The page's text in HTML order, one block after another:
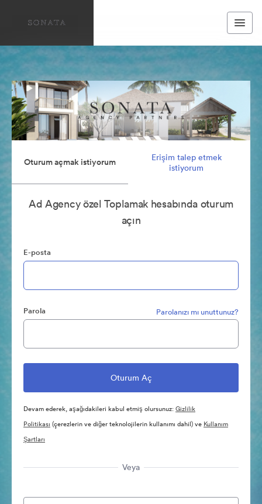
Oturum açmak istiyorum
Erişim talep etmek
istiyorum
Ad Agency özel Toplamak hesabında oturum
açın
E-posta
Parola Parolanızı mı unuttunuz?
Devam ederek, aşağıdakileri kabul etmiş olursunuz:Gizlilik
Politikası (çerezlerin ve diğer teknolojilerin kullanımı dahil) ve Kullanım
Şartları
Veya